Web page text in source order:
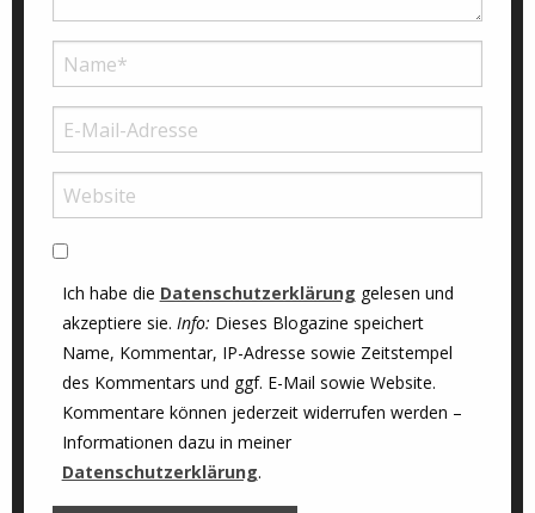
Ich habe die Datenschutzerklärung gelesen und
akzeptiere sie. Info: Dieses Blogazine speichert
Name, Kommentar, IP-Adresse sowie Zeitstempel
des Kommentars und ggf. E-Mail sowie Website.
Kommentare können jederzeit widerrufen werden –
Informationen dazu in meiner
Datenschutzerklärung.